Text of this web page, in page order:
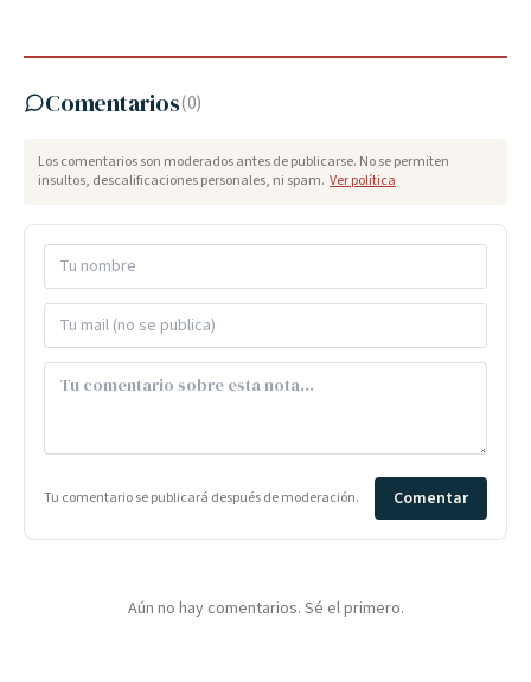
Comentarios(0)
Los comentarios son moderados antes de publicarse. No se permiten
insultos, descalificaciones personales, ni spam. Ver política
Tu comentario se publicará después de moderación. Comentar
Aún no hay comentarios. Sé el primero.